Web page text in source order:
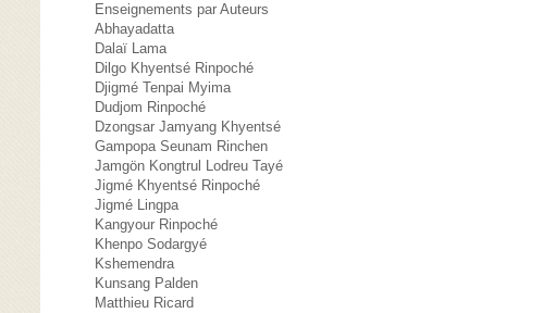
Enseignements par Auteurs
Abhayadatta
Dalaï Lama
Dilgo Khyentsé Rinpoché
Djigmé Tenpai Myima
Dudjom Rinpoché
Dzongsar Jamyang Khyentsé
Gampopa Seunam Rinchen
Jamgön Kongtrul Lodreu Tayé
Jigmé Khyentsé Rinpoché
Jigmé Lingpa
Kangyour Rinpoché
Khenpo Sodargyé
Kshemendra
Kunsang Palden
Matthieu Ricard